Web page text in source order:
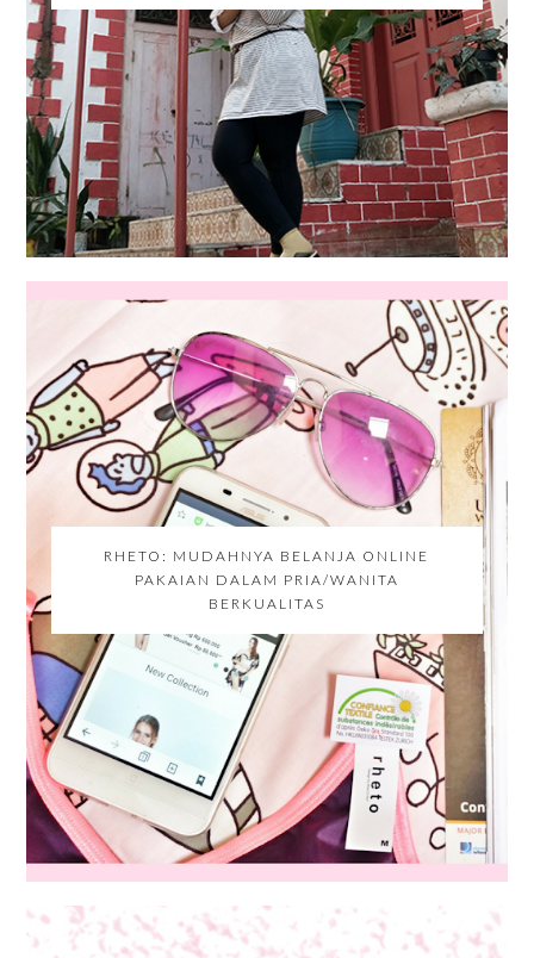
RHETO: MUDAHNYA BELANJA ONLINE
PAKAIAN DALAM PRIA/WANITA
BERKUALITAS